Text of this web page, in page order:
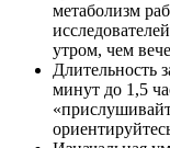
метаболизм
утром, чем
Длительность
минут до 1,5